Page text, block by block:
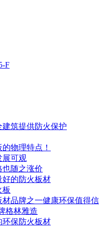
F
筑提供防火保护
物理特点！
展可观
也随之涨价
好的防火板材
板
品牌之一健康环保值得
格林雅造
环保防火板材